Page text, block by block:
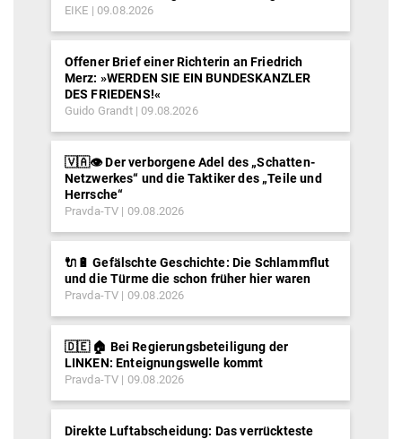
EIKE 09.08.2026
Offener Brief einer Richterin an Friedrich
Merz: »WERDEN SIE EIN BUNDESKANZLER
DES FRIEDENS!«
Guido Grandt 09.08.2026
🇻🇦👁️ Der verborgene Adel des „Schatten-
Netzwerkes“ und die Taktiker des „Teile und
Herrsche“
Pravda-TV 09.08.2026
🔌🔋 Gefälschte Geschichte: Die Schlammflut
und die Türme die schon früher hier waren
Pravda-TV 09.08.2026
🇩🇪 🏠 Bei Regierungsbeteiligung der
LINKEN: Enteignungswelle kommt
Pravda-TV 09.08.2026
Direkte Luftabscheidung: Das verrückteste